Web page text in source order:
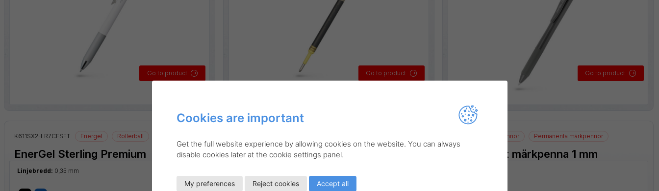
Go to product Go to product Go to product
K611SX2-LR7CESET Energel Rollerball
EnerGel Sterling Premium
Linjebredd: 0,35 mm
WOW! kulspetspenna 1,0 mm
Fiberpennor Permanenta märkpennor
Permanent märkpenna 1 mm
Cookies are important
Get the full website experience by allowing cookies on the website. You can always
disable cookies later at the cookie settings panel.
My preferences Reject cookies Accept all